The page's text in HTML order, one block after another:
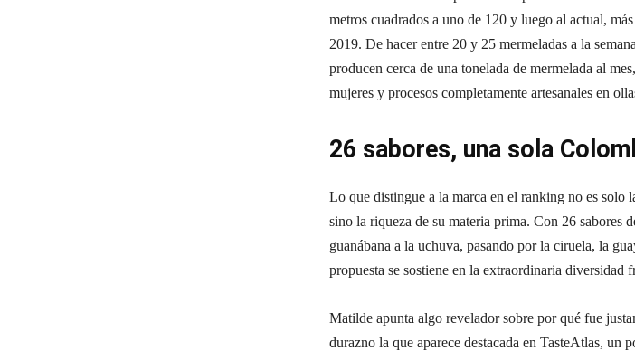
metros cuadrados a uno de 120 y luego al actual,
2019. De hacer entre 20 y 25 mermeladas a la
producen cerca de una tonelada de mermelada al
mujeres y procesos completamente artesanales en
26 sabores, una sola
Lo que distingue a la marca en el ranking no es solo
sino la riqueza de su materia prima. Con 26 sabores
guanábana a la uchuva, pasando por la ciruela, la
propuesta se sostiene en la extraordinaria diversidad
Matilde apunta algo revelador sobre por qué fue
durazno la que aparece destacada en TasteAtlas, un